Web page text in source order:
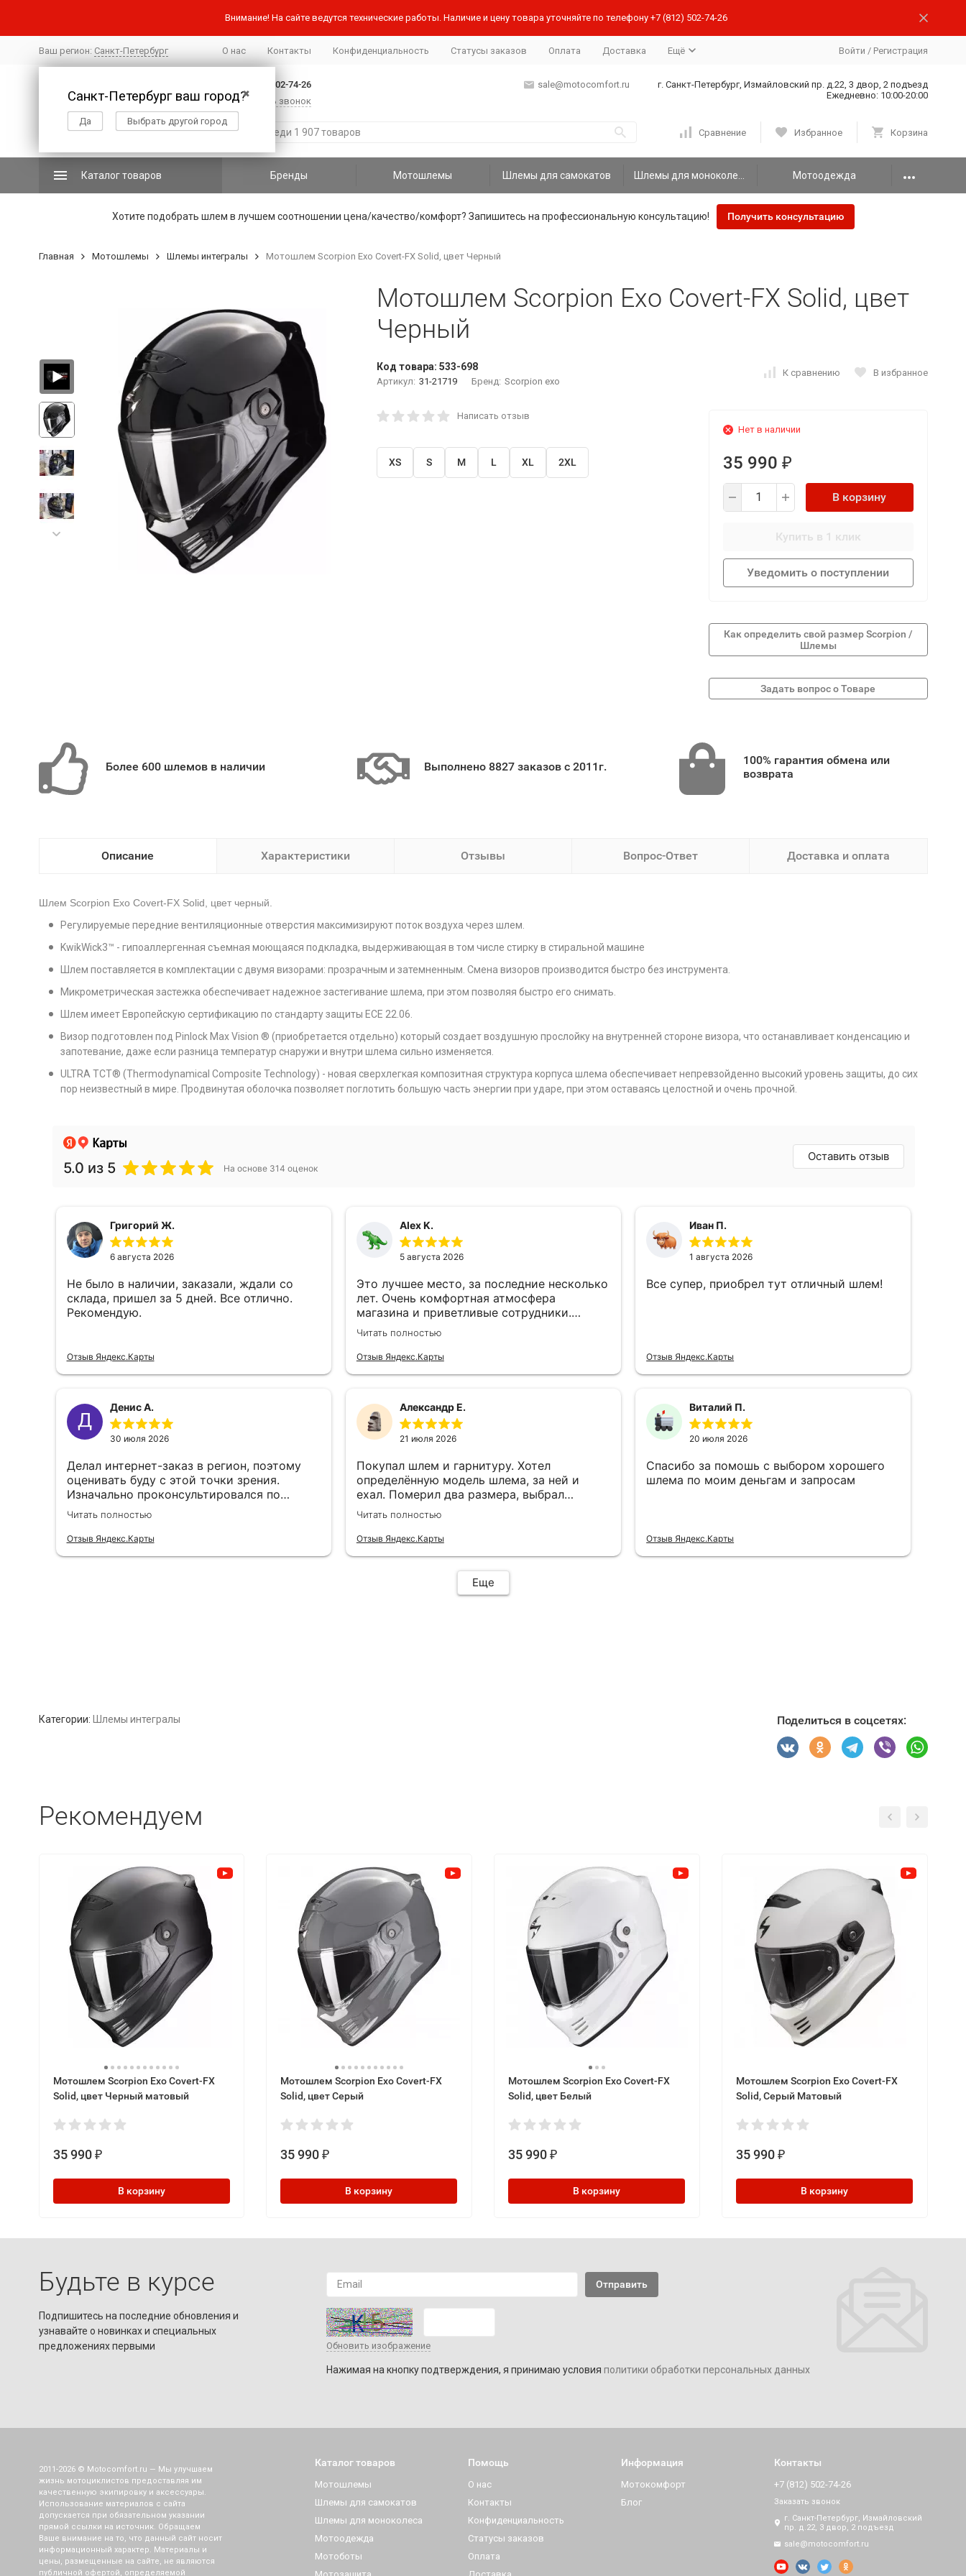
Внимание! На сайте ведутся технические работы. Наличие и цену товара уточняйте по телефону +7 (812) 502-74-26
Ваш регион: Санкт-Петербург
✖
Санкт-Петербург ваш город?
Да Выбрать другой город
О нас Контакты Конфиденциальность Статусы заказов Оплата Доставка Ещё Войти / Регистрация
+7 (812) 502-74-26
Заказать звонок
sale@motocomfort.ru
г. Санкт-Петербург, Измайловский пр. д.22, 3 двор, 2 подъезд
Ежедневно: 10:00-20:00
Сравнение Избранное Корзина
Каталог товаров Бренды Мотошлемы Шлемы для самокатов Мотоодежда
Хотите подобрать шлем в лучшем соотношении цена/качество/комфорт? Запишитесь на профессиональную консультацию! Получить консультацию
Главная Мотошлемы Шлемы интегралы Мотошлем Scorpion Exo Covert-FX Solid, цвет Черный
Мотошлем Scorpion Exo Covert-FX Solid, цвет
Черный
Код товара: 533-698
Артикул: 31-21719 Бренд: Scorpion exo
К сравнению В избранное
Написать отзыв
XS S M L XL 2XL
Нет в наличии
35 990 ₽
В корзину
Купить в 1 клик
Уведомить о поступлении
Как определить свой размер Scorpion /
Шлемы
Более 600 шлемов в наличии Выполнено 8827 заказов с 2011г.
100% гарантия обмена или
возврата
Описание Характеристики Отзывы Вопрос-Ответ Доставка и оплата
Шлем Scorpion Exo Covert-FX Solid, цвет черный.
Регулируемые передние вентиляционные отверстия максимизируют поток воздуха через шлем.
KwikWick3™ - гипоаллергенная съемная моющаяся подкладка, выдерживающая в том числе стирку в стиральной машине
Шлем поставляется в комплектации с двумя визорами: прозрачным и затемненным. Смена визоров производится быстро без инструмента.
Микрометрическая застежка обеспечивает надежное застегивание шлема, при этом позволяя быстро его снимать.
Шлем имеет Европейскую сертификацию по стандарту защиты ECE 22.06.
Визор подготовлен под Pinlock Max Vision ® (приобретается отдельно) который создает воздушную прослойку на внутренней стороне визора, что останавливает конденсацию и
запотевание, даже если разница температур снаружи и внутри шлема сильно изменяется.
ULTRA TCT® (Thermodynamical Composite Technology) - новая сверхлегкая композитная структура корпуса шлема обеспечивает непревзойденно высокий уровень защиты, до сих
пор неизвестный в мире. Продвинутая оболочка позволяет поглотить большую часть энергии при ударе, при этом оставаясь целостной и очень прочной.
Категории: Шлемы интегралы Поделиться в соцсетях:
Рекомендуем
Мотошлем Scorpion Exo Covert-FX
Solid, цвет Черный матовый
35 990 ₽
В корзину
Мотошлем Scorpion Exo Covert-FX
Solid, цвет Серый
35 990 ₽
В корзину
Мотошлем Scorpion Exo Covert-FX
Solid, цвет Белый
35 990 ₽
В корзину
Мотошлем Scorpion Exo Covert-FX
Solid, Серый Матовый
35 990 ₽
В корзину
Будьте в курсе
Подпишитесь на последние обновления и
узнавайте о новинках и специальных
предложениях первыми
Обновить изображение
Нажимая на кнопку подтверждения, я принимаю условия политики обработки персональных данных
2011-2026 © Motocomfort.ru — Мы улучшаем
жизнь мотоциклистов предоставляя им
качественную экипировку и аксессуары.
Использование материалов с сайта
допускается при обязательном указании
прямой ссылки на источник. Обращаем
Ваше внимание на то, что данный сайт носит
информационный характер. Материалы и
цены, размещенные на сайте, не являются
публичной офертой, определяемой
Каталог товаров
Мотошлемы
Шлемы для самокатов
Шлемы для моноколеса
Мотоодежда
Мотоботы
Помощь
О нас
Контакты
Конфиденциальность
Статусы заказов
Оплата
Информация
Мотокомфорт
Блог
Контакты
+7 (812) 502-74-26
Заказать звонок
г. Санкт-Петербург, Измайловский
пр. д.22, 3 двор, 2 подъезд
sale@motocomfort.ru